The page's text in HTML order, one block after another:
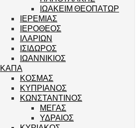
ΙΩΑΚΕΙΜ ΘΕΟΠΑΤΩΡ
ΙΕΡΕΜΙΑΣ
ΙΕΡΟΘΕΟΣ
ΙΛΑΡΙΩΝ
ΙΣΙΔΩΡΟΣ
ΙΩΑΝΝΙΚΙΟΣ
ΚΑΠΑ
ΚΟΣΜΑΣ
ΚΥΠΡΙΑΝΟΣ
ΚΩΝΣΤΑΝΤΙΝΟΣ
ΜΕΓΑΣ
ΥΔΡΑΙΟΣ